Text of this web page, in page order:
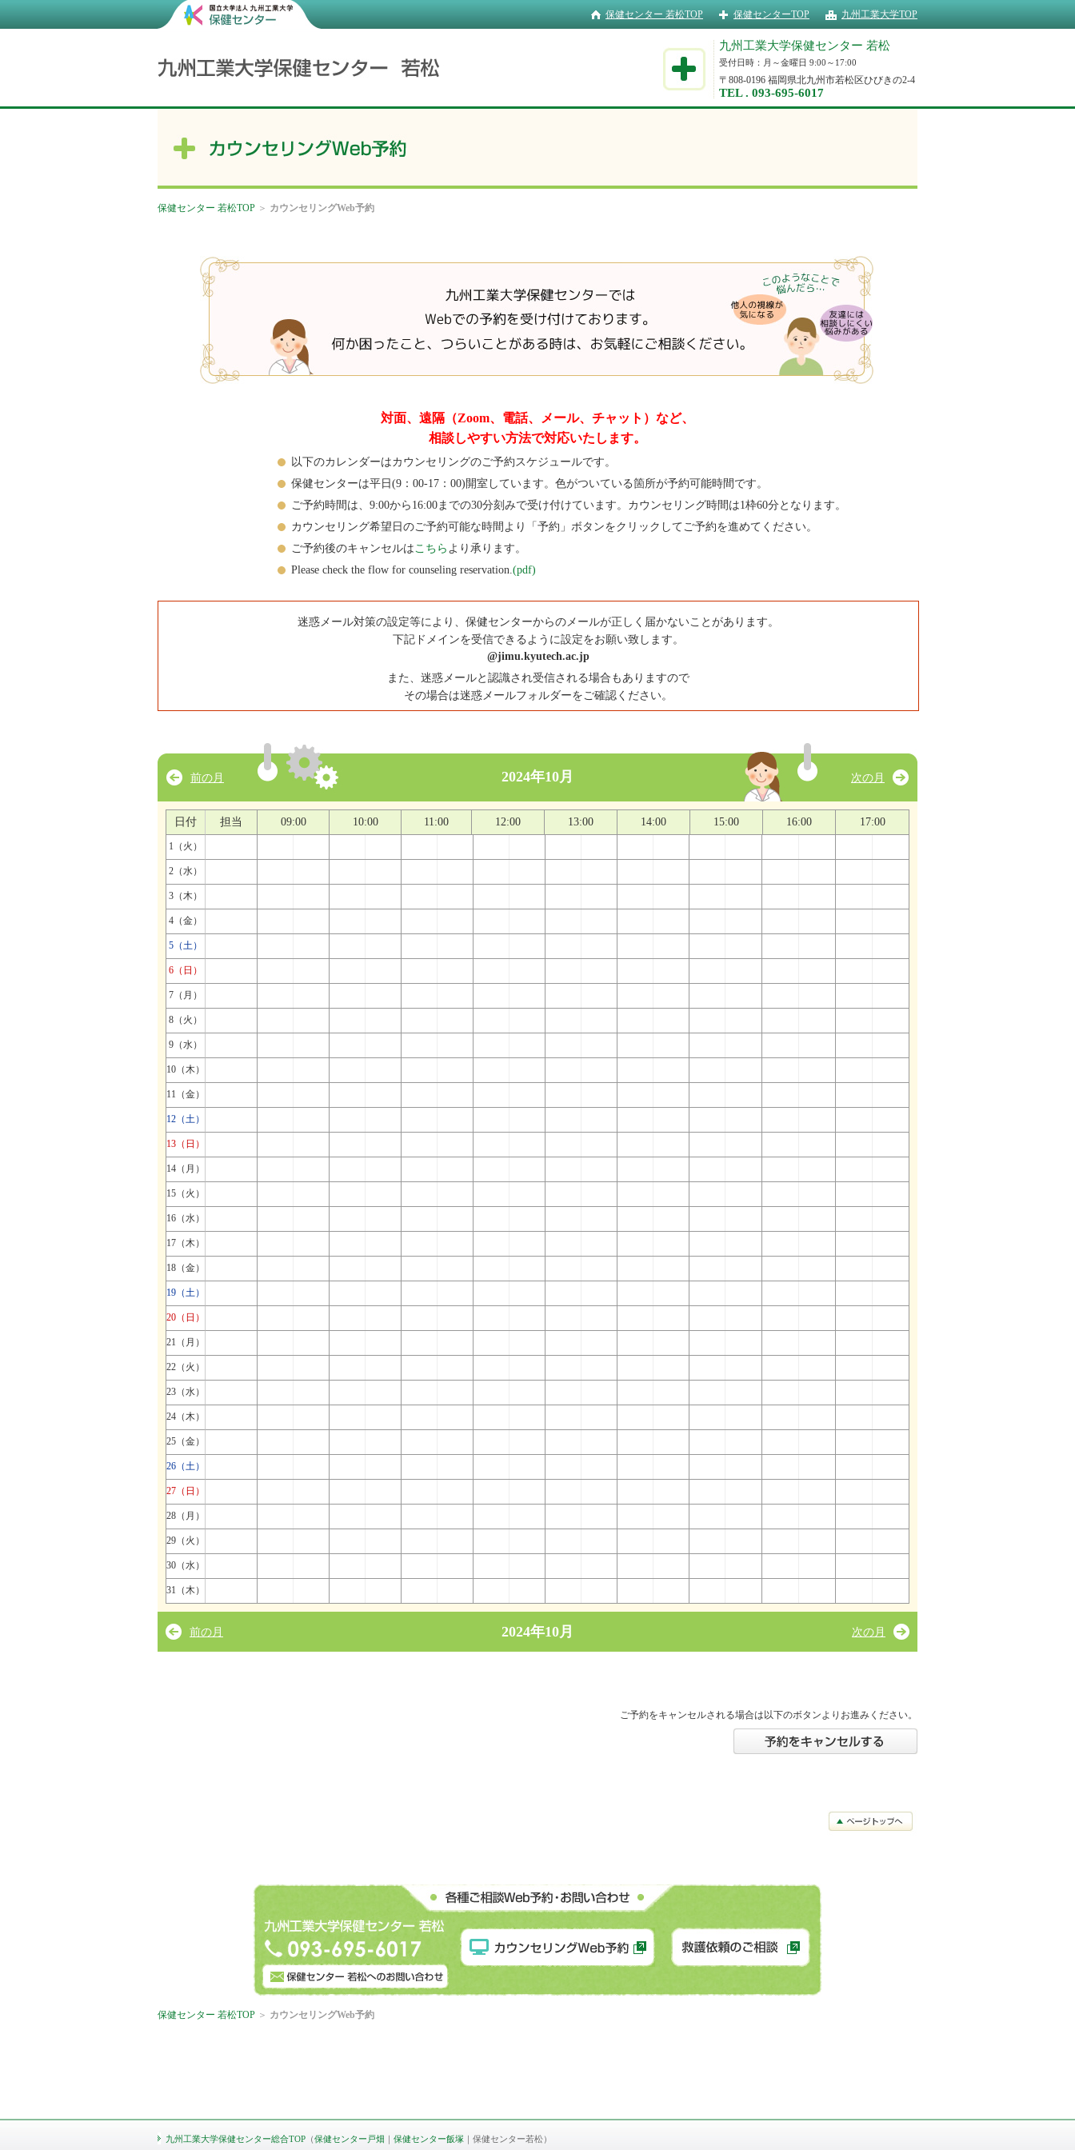
九州工業大学TOP
保健センターTOP
保健センター 若松TOP
九州工業大学保健センター 若松
受付日時：月～金曜日 9:00～17:00
〒808-0196 福岡県北九州市若松区ひびきの2-4
TEL . 093-695-6017
保健センター 若松TOP ＞ カウンセリングWeb予約
対面、遠隔（Zoom、電話、
メール、チャット）など、
相談しやすい方法で対応いたします。
以下のカレンダーはカウンセリングのご予約スケジュールです。
保健センターは平日(9：00-17：00)開室しています。色がついている箇所が予約可能時間です。
ご予約時間は、9:00から16:00までの30分刻みで受け付けています。カウンセリング時間は1枠60分となります。
カウンセリング希望日のご予約可能な時間より「予約」ボタンをクリックしてご予約を進めてください。
ご予約後のキャンセルはこちら より承ります。
Please check the flow for counseling reservation.(pdf)
迷惑メール対策の設定等により、保健センターからのメールが正しく届かないことがあります。
下記ドメインを受信できるように設定をお願い致します。
@jimu.kyutech.ac.jp
また、迷惑メールと認識され受信される場合もありますので
その場合は迷惑メールフォルダーをご確認ください。
前の月 2024年10月 次の月
日付 担当 09:00 10:00 11:00 12:00 13:00 14:00 15:00 16:00 17:00
1（火）
2（水）
3（木）
4（金）
5（土）
6（日）
7（月）
8（火）
9（水）
10（木）
11（金）
12（土）
13（日）
14（月）
15（火）
16（水）
17（木）
18（金）
19（土）
20（日）
21（月）
22（火）
23（水）
24（木）
25（金）
26（土）
27（日）
28（月）
29（火）
30（水）
31（木）
前の月 2024年10月 次の月
ご予約をキャンセルされる場合は以下のボタンよりお進みください。
保健センター 若松TOP ＞ カウンセリングWeb予約
九州工業大学保健センター総合TOP （保健センター戸畑 ｜ 保健センター飯塚 ｜保健センター若松）